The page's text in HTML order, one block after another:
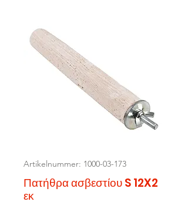
Artikelnummer: 1000-03-173
Πατήθρα ασβεστίου S 12X2
εκ